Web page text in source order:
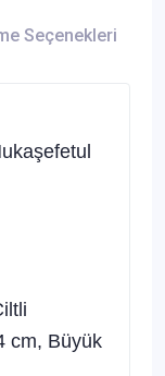
Seçenekleri
cm, Büyük